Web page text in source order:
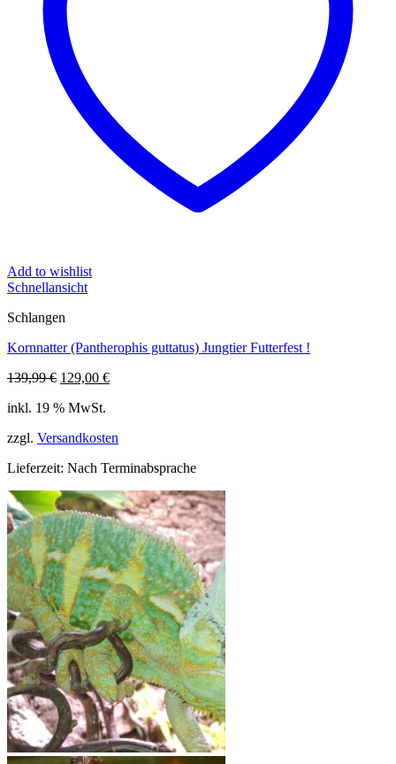
Add to wishlist
Schnellansicht
Schlangen
Kornnatter (Pantherophis guttatus) Jungtier Futterfest !
139,99€ Ursprünglicher
war:
129,00 €Aktueller
inkl. 19 % MwSt.
zzgl. Versandkosten
Lieferzeit: Nach Terminabsprache